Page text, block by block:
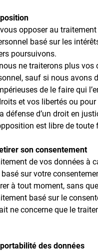
opposer au
basé sur les
poursuivons.
ne traiterons plus vos
sauf si nous avons
de le faire qui
et vos libertés ou
défense d’un droit en
est libre de toute
son consentement
de vos données à
sur votre
à tout moment, sans
basé sur le
ne concerne que le
des données